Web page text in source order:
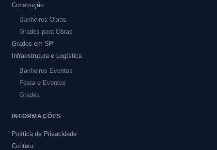
Construção
Banheiros Obras
Grades para Obras
Grades em SP
Infraestrutura e Logística
Banheiros Eventos
Festa e Eventos
Grades
INFORMAÇÕES
Política de Privacidade
Contato